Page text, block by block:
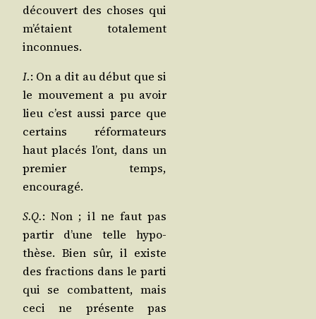
décou­vert des choses qui
m’é­taient tota­le­ment
inconnues.
I.: On a dit au début que si
le mou­ve­ment a pu avoir
lieu c’est aus­si parce que
cer­tains réfor­ma­teurs
haut pla­cés l’ont, dans un
pre­mier temps,
encouragé.
S.Q.: Non ; il ne faut pas
par­tir d’une telle hypo­
thèse. Bien sûr, il existe
des frac­tions dans le par­ti
qui se com­battent, mais
ceci ne pré­sente pas